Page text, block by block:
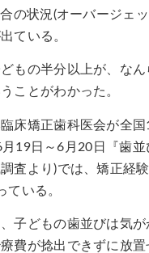
の状況(オーバージェ
ている。
もの半分以上が、な
ことがわかった。
床矯正歯科医会が全
19日～6月20日『歯並
査より)では、矯正経
ている。
子どもの歯並びは気
費が捻出できずに放